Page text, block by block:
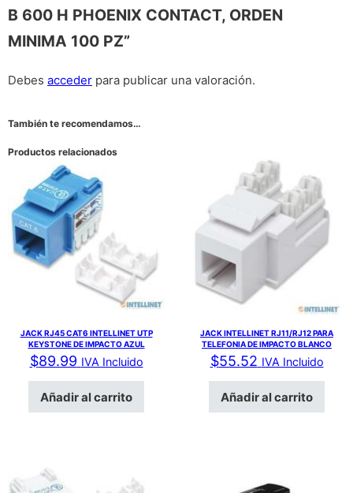
B 600 H PHOENIX CONTACT, ORDEN
MINIMA 100 PZ”
Debes acceder para publicar una valoración.
También te recomendamos…
Productos relacionados
JACK RJ45 CAT6 INTELLINET UTP
KEYSTONE DE IMPACTO AZUL
$89.99 IVA Incluido
Añadir al carrito
JACK INTELLINET RJ11/RJ12 PARA
TELEFONIA DE IMPACTO BLANCO
$55.52 IVA Incluido
Añadir al carrito